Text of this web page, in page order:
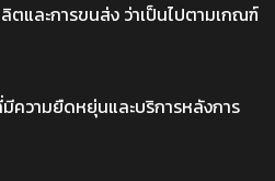
ตและการขนส่ง ว่าเป็นไปตามเกณฑ์
ความยืดหยุ่นและบริการหลังการ